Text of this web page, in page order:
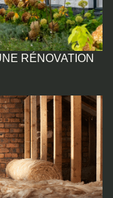
RÉNOVATION